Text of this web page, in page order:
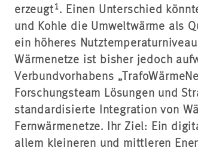
erzeugt1. Einen Unterschied
und Kohle die Umweltwärme als
ein höheres
Wärmenetze ist bisher jedoch
Verbundvorhabens
Forschungsteam Lösungen und
standardisierte Integration von
Fernwärmenetze. Ihr Ziel: Ein
allem kleineren und mittleren